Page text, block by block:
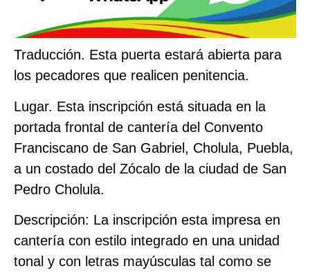
Traducción. Esta puerta estará abierta para
los pecadores que realicen penitencia.
Lugar. Esta inscripción está situada en la
portada frontal de cantería del Convento
Franciscano de San Gabriel, Cholula, Puebla,
a un costado del Zócalo de la ciudad de San
Pedro Cholula.
Descripción: La inscripción esta impresa en
cantería con estilo integrado en una unidad
tonal y con letras mayúsculas tal como se